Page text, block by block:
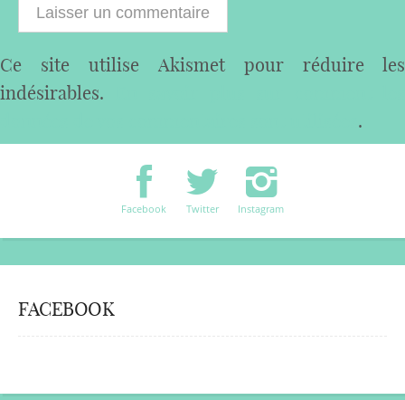
Ce site utilise Akismet pour réduire les
indésirables.
.
Facebook Twitter Instagram
FACEBOOK